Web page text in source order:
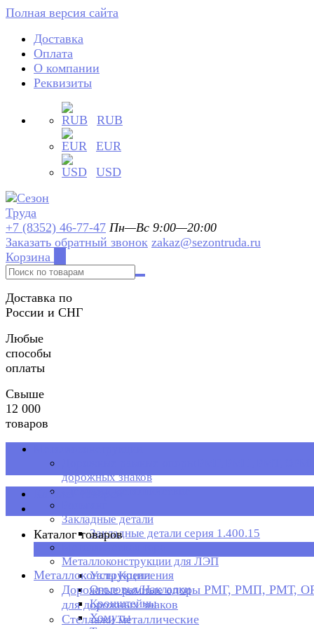
Полная версия сайта
Доставка
Оплата
О компании
Реквизиты
RUB
EUR
USD
+7 (8352) 46-77-47 Пн—Вс 9:00—20:00
Заказать обратный звонок zakaz@sezontruda.ru
Корзина
Доставка по
России и СНГ
Любые
способы
оплаты
Свыше
12 000
товаров
дорожных знаков
Стеллажи металлические
Закладные детали
Закладные детали серия 1.400.15
Металлоконструкции для ЛЭП
Узлы Крепления
Оголовья/Накладки
Кронштейны
Хомуты
Каталог товаров
Каталог товаров
Металлоконструкции
Дорожные рамные опоры РМГ, РМП, РМТ,
для дорожных знаков
Стеллажи металлические